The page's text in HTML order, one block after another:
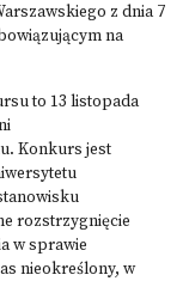
z dnia 7
na
to 13 listopada
Konkurs jest
rozstrzygnięcie
w sprawie
nieokreślony, w